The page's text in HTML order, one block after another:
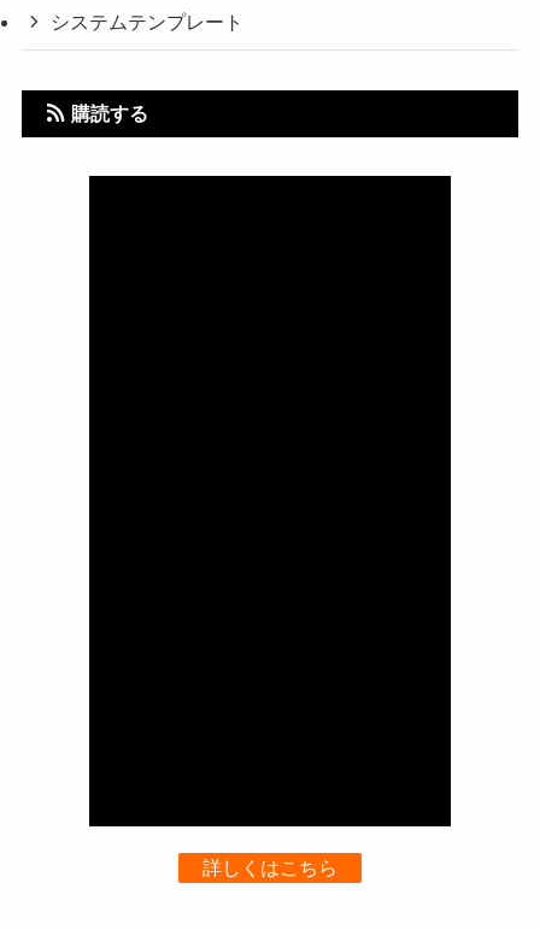
システムテンプレート
購読する
詳しくはこちら